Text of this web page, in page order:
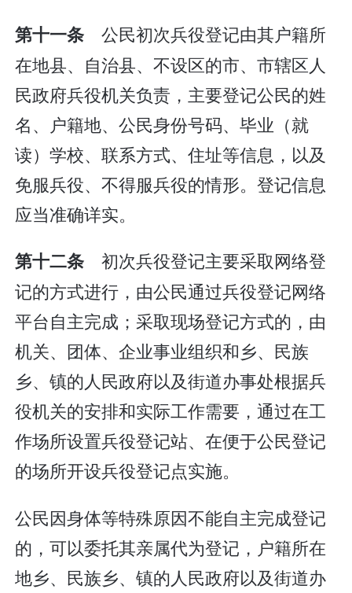
第十一条公民初次兵役登记由其户籍所
在地县、自治县、不设区的市、市辖区人
民政府兵役机关负责，主要登记公民的姓
名、户籍地、公民身份号码、毕业（就
读）学校、联系方式、住址等信息，以及
免服兵役、不得服兵役的情形。登记信息
应当准确详实。
第十二条初次兵役登记主要采取网络登
记的方式进行，由公民通过兵役登记网络
平台自主完成；采取现场登记方式的，由
机关、团体、企业事业组织和乡、民族
乡、镇的人民政府以及街道办事处根据兵
役机关的安排和实际工作需要，通过在工
作场所设置兵役登记站、在便于公民登记
的场所开设兵役登记点实施。
公民因身体等特殊原因不能自主完成登记
的，可以委托其亲属代为登记，户籍所在
地乡、民族乡、镇的人民政府以及街道办